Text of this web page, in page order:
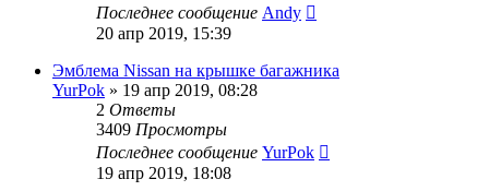
Последнее сообщение Andy
20 апр 2019, 15:39
Эмблема Nissan на крышке багажника
YurPok » 19 апр 2019, 08:28
2 Ответы
3409 Просмотры
Последнее сообщение YurPok
19 апр 2019, 18:08